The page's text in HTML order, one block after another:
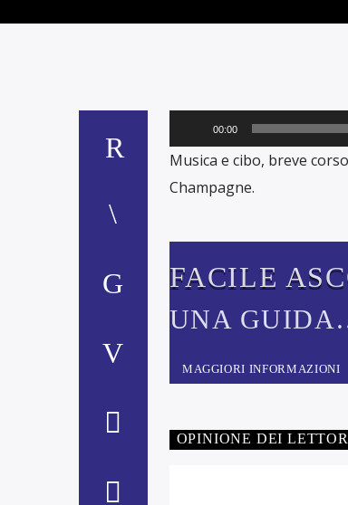
Player
00:00
Musica e cibo, breve
Champagne.
FACILE
UNA GUIDA
MIGLIORE
OPERETTA.
MAGGIORI INFORMAZIONI
OPINIONE DEI